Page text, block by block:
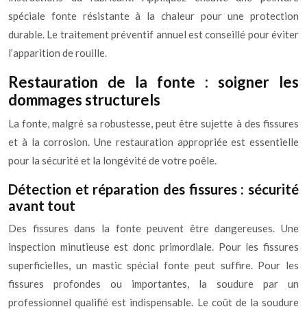
spéciale fonte résistante à la chaleur pour une protection
durable. Le traitement préventif annuel est conseillé pour éviter
l’apparition de rouille.
Restauration de la fonte : soigner les
dommages structurels
La fonte, malgré sa robustesse, peut être sujette à des fissures
et à la corrosion. Une restauration appropriée est essentielle
pour la sécurité et la longévité de votre poêle.
Détection et réparation des fissures : sécurité
avant tout
Des fissures dans la fonte peuvent être dangereuses. Une
inspection minutieuse est donc primordiale. Pour les fissures
superficielles, un mastic spécial fonte peut suffire. Pour les
fissures profondes ou importantes, la soudure par un
professionnel qualifié est indispensable. Le coût de la soudure